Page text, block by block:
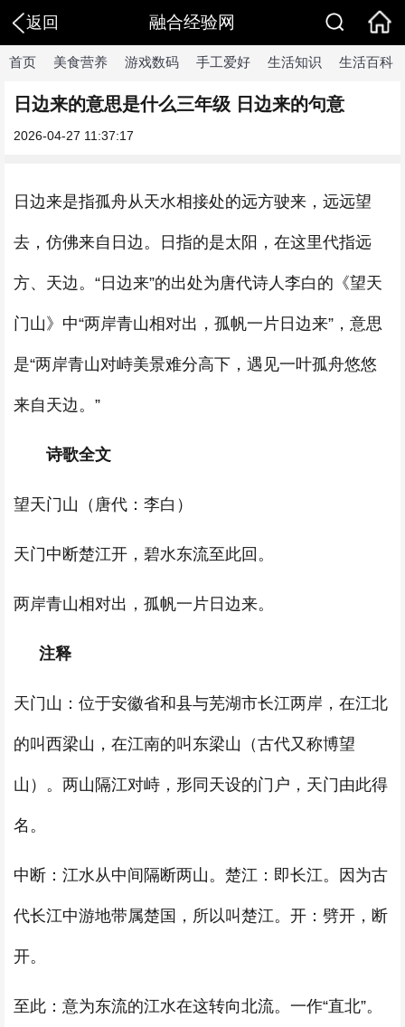
返回 融合经验网
首页 美食营养 游戏数码 手工爱好 生活知识 生活百科
日边来的意思是什么三年级 日边来的句意
2026-04-27 11:37:17
日边来是指孤舟从天水相接处的远方驶来，远远望
去，仿佛来自日边。日指的是太阳，在这里代指远
方、天边。“日边来”的出处为唐代诗人李白的《望天
门山》中“两岸青山相对出，孤帆一片日边来”，意思
是“两岸青山对峙美景难分高下，遇见一叶孤舟悠悠
来自天边。”
诗歌全文
望天门山（唐代：李白）
天门中断楚江开，碧水东流至此回。
两岸青山相对出，孤帆一片日边来。
注释
天门山：位于安徽省和县与芜湖市长江两岸，在江北
的叫西梁山，在江南的叫东梁山（古代又称博望
山）。两山隔江对峙，形同天设的门户，天门由此得
名。
中断：江水从中间隔断两山。楚江：即长江。因为古
代长江中游地带属楚国，所以叫楚江。开：劈开，断
开。
至此：意为东流的江水在这转向北流。一作“直北”。